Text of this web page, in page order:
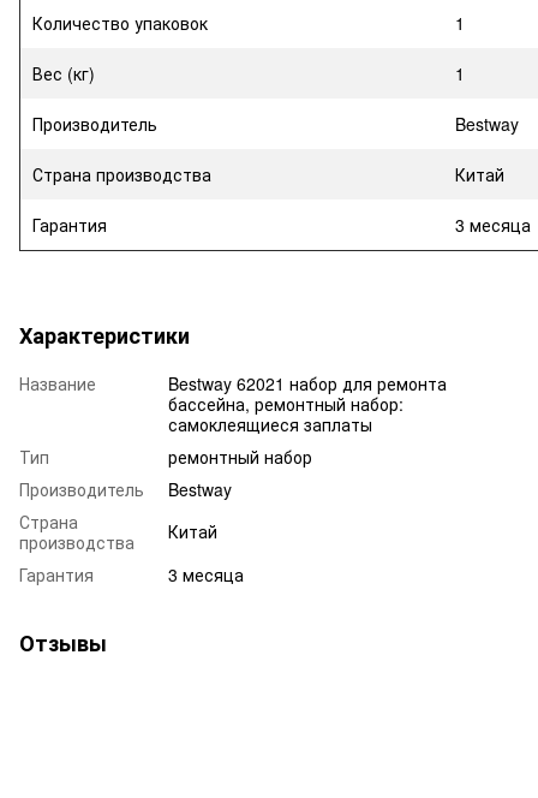
Количество упаковок 1
Вес (кг) 1
Производитель Bestway
Страна производства Китай
Гарантия 3 месяца
Характеристики
Название
Bestway 62021 набор для ремонта
бассейна, ремонтный набор:
самоклеящиеся заплаты
Тип
ремонтный набор
Производитель
Bestway
Страна
производства
Китай
Гарантия
3 месяца
Отзывы